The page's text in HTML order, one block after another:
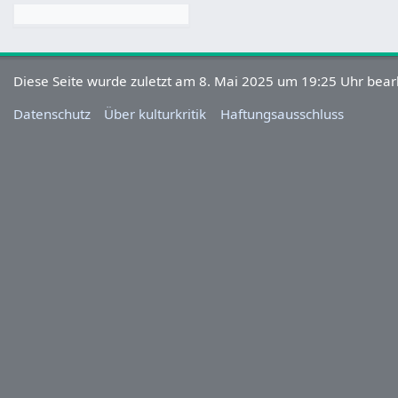
Diese Seite wurde zuletzt am 8. Mai 2025 um 19:25 Uhr
Datenschutz
Über kulturkritik Haftungsausschluss